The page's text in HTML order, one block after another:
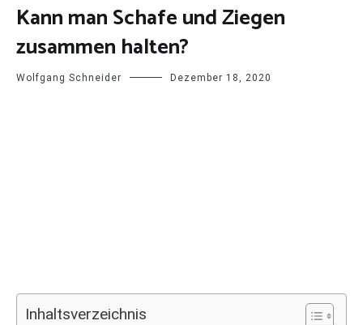
Kann man Schafe und Ziegen
zusammen halten?
Wolfgang Schneider Dezember 18, 2020
Inhaltsverzeichnis